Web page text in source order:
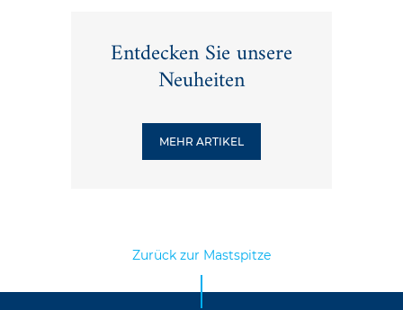
Entdecken Sie unsere
Neuheiten
MEHR ARTIKEL
Zurück zur Mastspitze